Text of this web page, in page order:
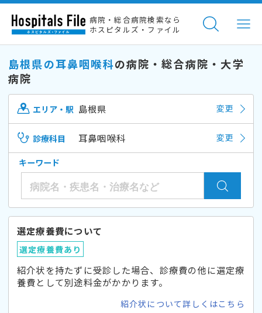
病院・総合病院検索なら
ホスピタルズ・ファイル
島根県の耳鼻咽喉科の病院・総合病院・大学
病院
エリア・駅 島根県 変更
診療科目 耳鼻咽喉科 変更
キーワード
選定療養費について
選定療養費あり
紹介状を持たずに受診した場合、診療費の他に選定療
養費として別途料金がかかります。
紹介状について詳しくはこちら